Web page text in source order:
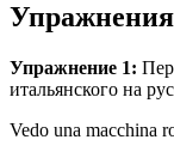
Упражнения
Упражнение 1:
итальянского на
Vedo una macchina